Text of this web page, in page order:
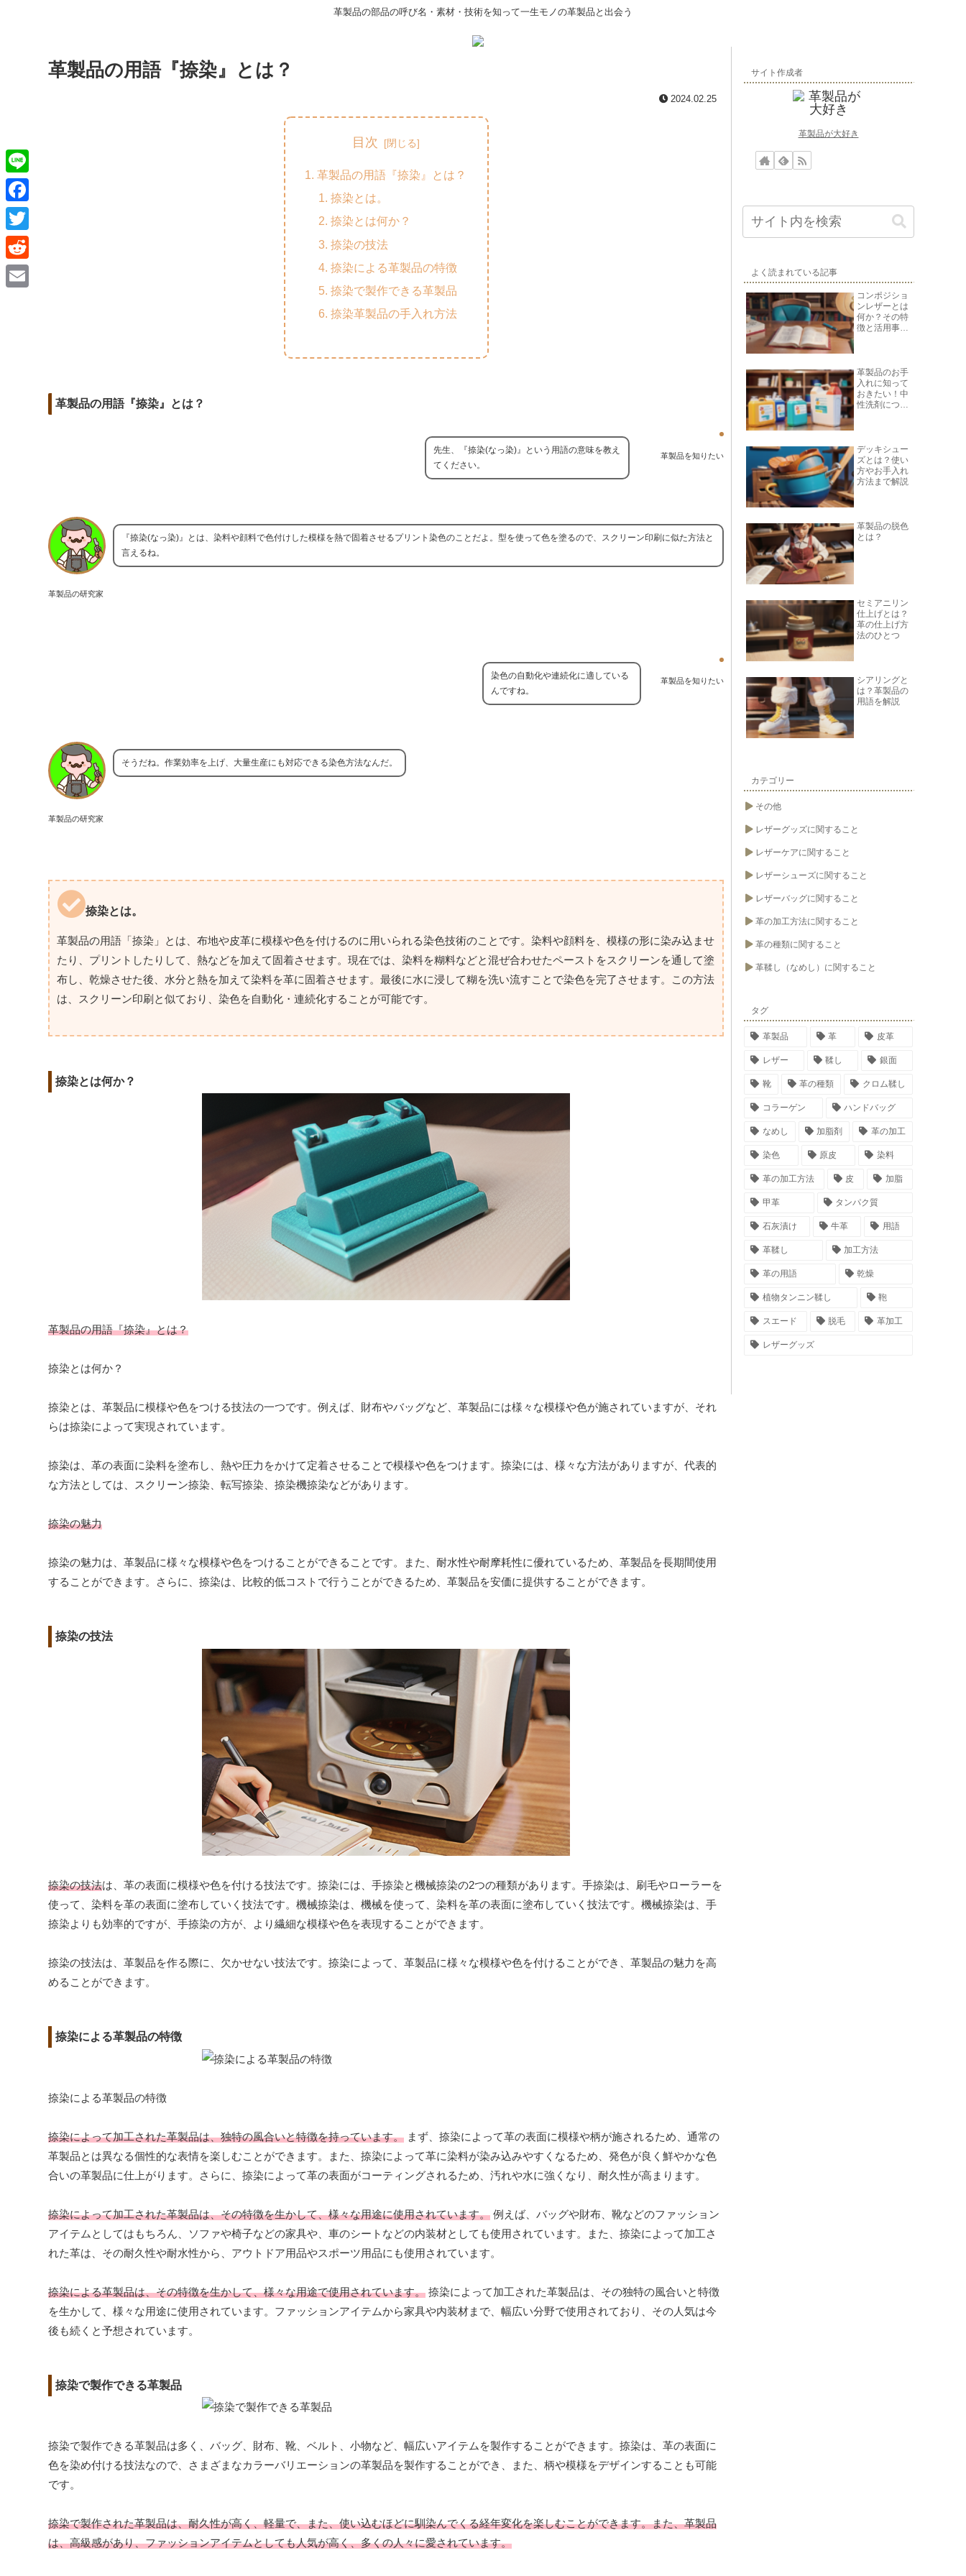
革製品の部品の呼び名・素材・技術を知って一生モノの革製品と出会う
革製品の用語『捺染』とは？
2024.02.25
目次
革製品の用語『捺染』とは？
捺染とは。
捺染とは何か？
捺染の技法
捺染による革製品の特徴
捺染で製作できる革製品
捺染革製品の手入れ方法
革製品の用語『捺染』とは？
革製品を知りたい
先生、『捺染(なっ染)』という用語の意味を教え
てください。
革製品の研究家
『捺染(なっ染)』とは、染料や顔料で色付けした模様を熱で固着させるプリント染色のことだよ。型を使って色を塗るので、スクリーン印刷に似た方法と
言えるね。
革製品を知りたい
染色の自動化や連続化に適している
んですね。
革製品の研究家
そうだね。作業効率を上げ、大量生産にも対応できる染色方法なんだ。
捺染とは。
革製品の用語「捺染」とは、布地や皮革に模様や色を付けるのに用いられる染色技術のことです。染料や顔料を、模様の形に染み込ませ
たり、プリントしたりして、熱などを加えて固着させます。現在では、染料を糊料などと混ぜ合わせたペーストをスクリーンを通して塗
布し、乾燥させた後、水分と熱を加えて染料を革に固着させます。最後に水に浸して糊を洗い流すことで染色を完了させます。この方法
は、スクリーン印刷と似ており、染色を自動化・連続化することが可能です。
捺染とは何か？
革製品の用語『捺染』とは？
捺染とは何か？
捺染とは、革製品に模様や色をつける技法の一つです。例えば、財布やバッグなど、革製品には様々な模様や色が施されていますが、それ
らは捺染によって実現されています。
捺染は、革の表面に染料を塗布し、熱や圧力をかけて定着させることで模様や色をつけます。捺染には、様々な方法がありますが、代表的
な方法としては、スクリーン捺染、転写捺染、捺染機捺染などがあります。
捺染の魅力
捺染の魅力は、革製品に様々な模様や色をつけることができることです。また、耐水性や耐摩耗性に優れているため、革製品を長期間使用
することができます。さらに、捺染は、比較的低コストで行うことができるため、革製品を安価に提供することができます。
捺染の技法
捺染の技法は、革の表面に模様や色を付ける技法です。捺染には、手捺染と機械捺染の2つの種類があります。手捺染は、刷毛やローラーを
使って、染料を革の表面に塗布していく技法です。機械捺染は、機械を使って、染料を革の表面に塗布していく技法です。機械捺染は、手
捺染よりも効率的ですが、手捺染の方が、より繊細な模様や色を表現することができます。
捺染の技法は、革製品を作る際に、欠かせない技法です。捺染によって、革製品に様々な模様や色を付けることができ、革製品の魅力を高
めることができます。
捺染による革製品の特徴
捺染による革製品の特徴
捺染によって加工された革製品は、独特の風合いと特徴を持っています。 まず、捺染によって革の表面に模様や柄が施されるため、通常の
革製品とは異なる個性的な表情を楽しむことができます。また、捺染によって革に染料が染み込みやすくなるため、発色が良く鮮やかな色
合いの革製品に仕上がります。さらに、捺染によって革の表面がコーティングされるため、汚れや水に強くなり、耐久性が高まります。
捺染によって加工された革製品は、その特徴を生かして、様々な用途に使用されています。 例えば、バッグや財布、靴などのファッション
アイテムとしてはもちろん、ソファや椅子などの家具や、車のシートなどの内装材としても使用されています。また、捺染によって加工さ
れた革は、その耐久性や耐水性から、アウトドア用品やスポーツ用品にも使用されています。
捺染による革製品は、その特徴を生かして、様々な用途で使用されています。 捺染によって加工された革製品は、その独特の風合いと特徴
を生かして、様々な用途に使用されています。ファッションアイテムから家具や内装材まで、幅広い分野で使用されており、その人気は今
後も続くと予想されています。
捺染で製作できる革製品
捺染で製作できる革製品は多く、バッグ、財布、靴、ベルト、小物など、幅広いアイテムを製作することができます。捺染は、革の表面に
色を染め付ける技法なので、さまざまなカラーバリエーションの革製品を製作することができ、また、柄や模様をデザインすることも可能
です。
捺染で製作された革製品は、耐久性が高く、軽量で、また、使い込むほどに馴染んでくる経年変化を楽しむことができます。また、革製品
は、高級感があり、ファッションアイテムとしても人気が高く、多くの人々に愛されています。
サイト作成者
革製品が大好き
よく読まれている記事
コンポジショ
ンレザーとは
何か？その特
徴と活用事例
革製品のお手
入れに知って
おきたい！中
性洗剤につい
デッキシュー
ズとは？使い
方やお手入れ
方法まで解説
革製品の脱色
とは？
セミアニリン
仕上げとは？
革の仕上げ方
法のひとつ
シアリングと
は？革製品の
用語を解説
カテゴリー
その他
レザーグッズに関すること
レザーケアに関すること
レザーシューズに関すること
レザーバッグに関すること
革の加工方法に関すること
革の種類に関すること
革鞣し（なめし）に関すること
タグ
革製品 革 皮革
レザー 鞣し 銀面
靴 革の種類 クロム鞣し
コラーゲン ハンドバッグ
なめし 加脂剤 革の加工
染色 原皮 染料
革の加工方法 皮 加脂
甲革 タンパク質
石灰漬け 牛革 用語
革鞣し 加工方法
革の用語 乾燥
植物タンニン鞣し 鞄
スエード 脱毛 革加工
レザーグッズ
L
i
n
e
F
a
c
e
T
w
i
R